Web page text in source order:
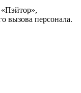
вызова персонала.